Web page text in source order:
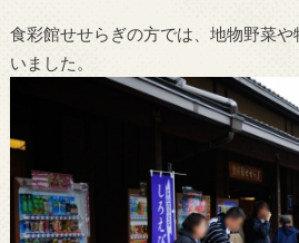
食彩館せせらぎの方では、地物野菜
いました。